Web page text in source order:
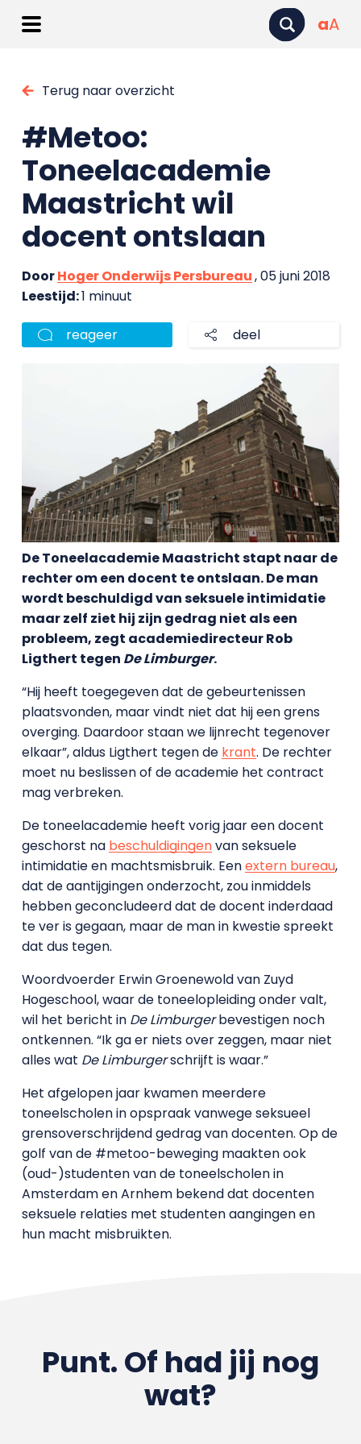
aA
Terug naar overzicht
#Metoo:
Toneelacademie
Maastricht wil
docent ontslaan
DoorHoger Onderwijs Persbureau, 05 juni 2018
Leestijd:1 minuut
reageer deel
De Toneelacademie Maastricht stapt naar de
rechter om een docent te ontslaan. De man
wordt beschuldigd van seksuele intimidatie
maar zelf ziet hij zijn gedrag niet als een
probleem, zegt academiedirecteur Rob
Ligthert tegen De Limburger.
“Hij heeft toegegeven dat de gebeurtenissen
plaatsvonden, maar vindt niet dat hij een grens
overging. Daardoor staan we lijnrecht tegenover
elkaar”, aldus Ligthert tegen de krant. De rechter
moet nu beslissen of de academie het contract
mag verbreken.
De toneelacademie heeft vorig jaar een docent
geschorst na beschuldigingenvan seksuele
intimidatie en machtsmisbruik. Eenextern bureau,
dat de aantijgingen onderzocht, zou inmiddels
hebben geconcludeerd dat de docent inderdaad
te ver is gegaan, maar de man in kwestie spreekt
dat dus tegen.
Woordvoerder Erwin Groenewold van Zuyd
Hogeschool, waar de toneelopleiding onder valt,
wil het bericht in De Limburgerbevestigen noch
ontkennen. “Ik ga er niets over zeggen, maar niet
alles wat De Limburgerschrijft is waar.”
Het afgelopen jaar kwamen meerdere
toneelscholen in opspraak vanwege seksueel
grensoverschrijdend gedrag van docenten. Op de
golf van de #metoo-beweging maakten ook
(oud-)studenten van de toneelscholen in
Amsterdam en Arnhem bekend dat docenten
seksuele relaties met studenten aangingen en
hun macht misbruikten.
Punt. Of had jij nog
wat?